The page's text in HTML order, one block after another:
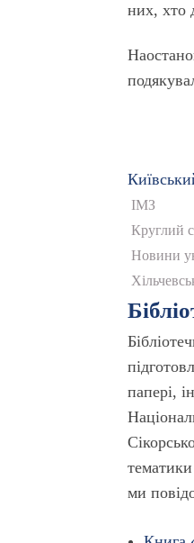
них, хто
ІМЗ
Круглий
Новини
папері,
ми